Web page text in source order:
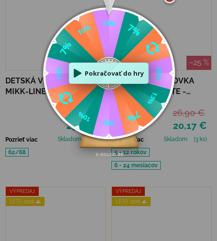
–50 %
DETSKÁ VLNENÁ KUKLA
MIKK-LINE AIRWOOL -
29,24 €
58,50 €
Pozrieť viac Skladom
(2 ks)
62/68
–25 %
DETSKÁ UV ŠILTOVKA
JAN&JUL SUNLITE -
OTTER
20,17 €
26,90 €
Pozrieť viac Skladom
(3 ks)
5 - 12 rokov
6 - 24 mesiacov
VÝPREDAJ
LETO 2026 🌊
VÝPREDAJ
LETO 2026 🌊